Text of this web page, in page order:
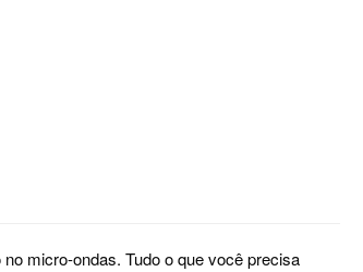
micro-ondas. Tudo o que você precisa